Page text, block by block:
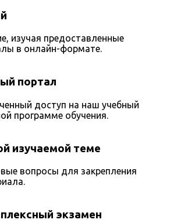
изучая предоставленные
в онлайн-формате.
портал
доступ на наш учебный
программе обучения.
изучаемой теме
вопросы для закрепления
экзамен